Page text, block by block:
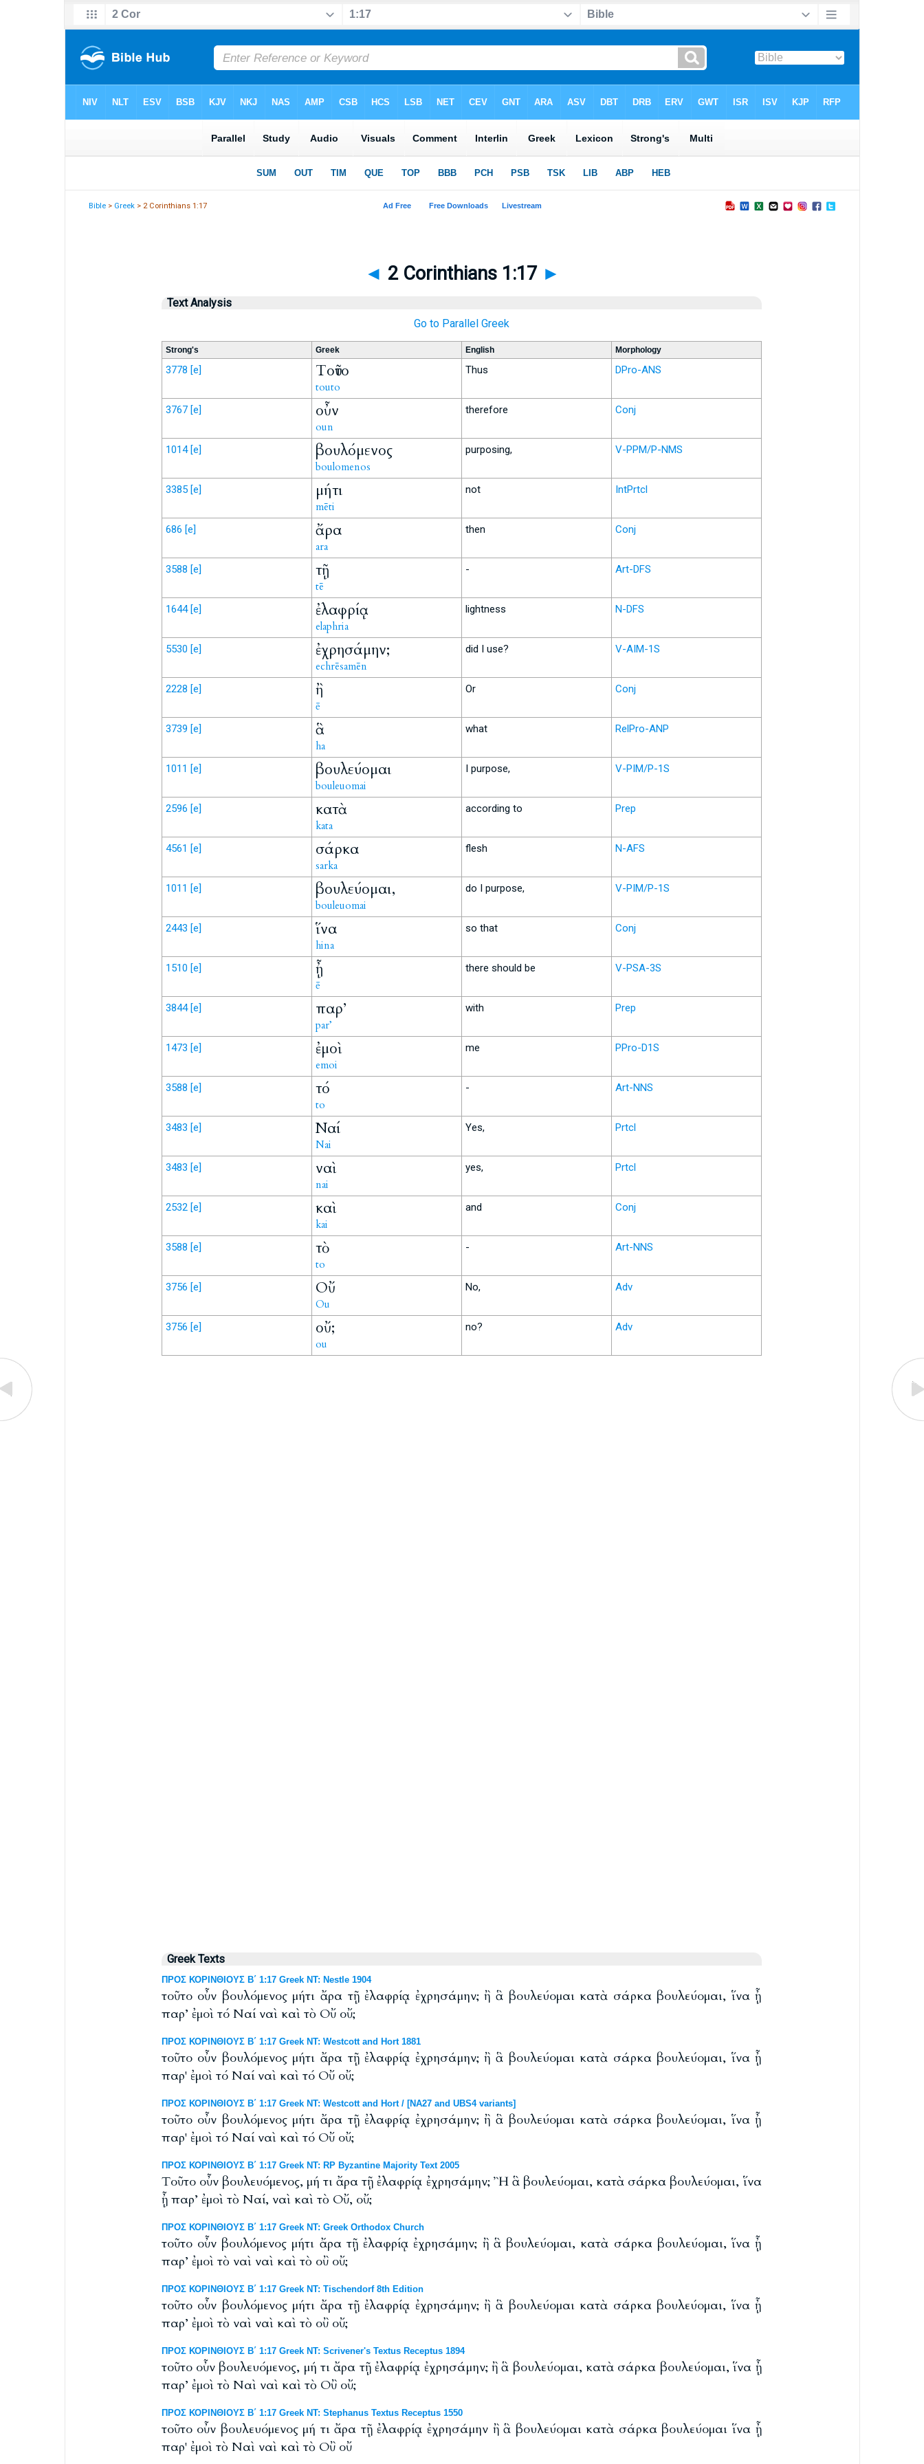
Bible > Greek > 2 Corinthians 1:17
◄ 2 Corinthians 1:17 ►
Text Analysis
Go to Parallel Greek
Strong's Greek English Morphology
3778 [e] Τοῦτο
touto
Thus DPro-ANS
3767 [e] οὖν
oun
therefore Conj
1014 [e] βουλόμενος
boulomenos
purposing, V-PPM/P-NMS
3385 [e] μήτι
mēti
not IntPrtcl
686 [e] ἄρα
ara
then Conj
3588 [e] τῇ
tē
- Art-DFS
1644 [e] ἐλαφρίᾳ
elaphria
lightness N-DFS
5530 [e] ἐχρησάμην;
echrēsamēn
did I use? V-AIM-1S
2228 [e] ἢ
ē
Or Conj
3739 [e] ἃ
ha
what RelPro-ANP
1011 [e] βουλεύομαι
bouleuomai
I purpose, V-PIM/P-1S
2596 [e] κατὰ
kata
according to Prep
4561 [e] σάρκα
sarka
flesh N-AFS
1011 [e] βουλεύομαι,
bouleuomai
do I purpose, V-PIM/P-1S
2443 [e] ἵνα
hina
so that Conj
1510 [e] ᾖ
ē
there should be V-PSA-3S
3844 [e] παρ’
par’
with Prep
1473 [e] ἐμοὶ
emoi
me PPro-D1S
3588 [e] τό
to
- Art-NNS
3483 [e] Ναί
Nai
Yes, Prtcl
3483 [e] ναὶ
nai
yes, Prtcl
2532 [e] καὶ
kai
and Conj
3588 [e] τὸ
to
- Art-NNS
3756 [e] Οὔ
Ou
No, Adv
3756 [e] οὔ;
ou
no? Adv
Greek Texts
ΠΡΟΣ ΚΟΡΙΝΘΙΟΥΣ Β΄ 1:17 Greek NT: Nestle 1904
τοῦτο οὖν βουλόμενος μήτι ἄρα τῇ ἐλαφρίᾳ ἐχρησάμην; ἢ ἃ βουλεύομαι κατὰ σάρκα βουλεύομαι, ἵνα ᾖ
παρ’ ἐμοὶ τό Ναί ναὶ καὶ τὸ Οὔ οὔ;
ΠΡΟΣ ΚΟΡΙΝΘΙΟΥΣ Β΄ 1:17 Greek NT: Westcott and Hort 1881
τοῦτο οὖν βουλόμενος μήτι ἄρα τῇ ἐλαφρίᾳ ἐχρησάμην; ἢ ἃ βουλεύομαι κατὰ σάρκα βουλεύομαι, ἵνα ᾖ
παρ' ἐμοὶ τό Ναί ναὶ καὶ τό Οὔ οὔ;
ΠΡΟΣ ΚΟΡΙΝΘΙΟΥΣ Β΄ 1:17 Greek NT: Westcott and Hort / [NA27 and UBS4 variants]
τοῦτο οὖν βουλόμενος μήτι ἄρα τῇ ἐλαφρίᾳ ἐχρησάμην; ἢ ἃ βουλεύομαι κατὰ σάρκα βουλεύομαι, ἵνα ᾖ
παρ' ἐμοὶ τό Ναί ναὶ καὶ τό Οὔ οὔ;
ΠΡΟΣ ΚΟΡΙΝΘΙΟΥΣ Β΄ 1:17 Greek NT: RP Byzantine Majority Text 2005
Tοῦτο οὖν βουλευόμενος, μή τι ἄρα τῇ ἐλαφρίᾳ ἐχρησάμην; Ἢ ἃ βουλεύομαι, κατὰ σάρκα βουλεύομαι, ἵνα
ᾖ παρ’ ἐμοὶ τὸ Ναί, ναὶ καὶ τὸ Οὔ, οὔ;
ΠΡΟΣ ΚΟΡΙΝΘΙΟΥΣ Β΄ 1:17 Greek NT: Greek Orthodox Church
τοῦτο οὖν βουλόμενος μήτι ἄρα τῇ ἐλαφρίᾳ ἐχρησάμην; ἢ ἃ βουλεύομαι, κατὰ σάρκα βουλεύομαι, ἵνα ᾖ
παρ’ ἐμοὶ τὸ ναὶ ναὶ καὶ τὸ οὒ οὔ;
ΠΡΟΣ ΚΟΡΙΝΘΙΟΥΣ Β΄ 1:17 Greek NT: Tischendorf 8th Edition
τοῦτο οὖν βουλόμενος μήτι ἄρα τῇ ἐλαφρίᾳ ἐχρησάμην; ἢ ἃ βουλεύομαι κατὰ σάρκα βουλεύομαι, ἵνα ᾖ
παρ’ ἐμοὶ τὸ ναὶ ναὶ καὶ τὸ οὒ οὔ;
ΠΡΟΣ ΚΟΡΙΝΘΙΟΥΣ Β΄ 1:17 Greek NT: Scrivener's Textus Receptus 1894
τοῦτο οὖν βουλευόμενος, μή τι ἄρα τῇ ἐλαφρίᾳ ἐχρησάμην; ἢ ἃ βουλεύομαι, κατὰ σάρκα βουλεύομαι, ἵνα ᾖ
παρ’ ἐμοὶ τὸ Ναὶ ναὶ καὶ τὸ Οὒ οὔ;
ΠΡΟΣ ΚΟΡΙΝΘΙΟΥΣ Β΄ 1:17 Greek NT: Stephanus Textus Receptus 1550
τοῦτο οὖν βουλευόμενος μή τι ἄρα τῇ ἐλαφρίᾳ ἐχρησάμην ἢ ἃ βουλεύομαι κατὰ σάρκα βουλεύομαι ἵνα ᾖ
παρ' ἐμοὶ τὸ Ναὶ ναὶ καὶ τὸ Οὒ οὔ